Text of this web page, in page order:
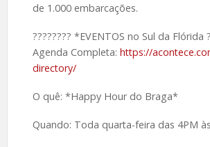
de 1.000 embarcações.
????️???? *EVENTOS no Sul da Flórida
Agenda Completa: https://
directory/
O quê: *Happy Hour do Braga*
Quando: Toda quarta-feira das 4PM